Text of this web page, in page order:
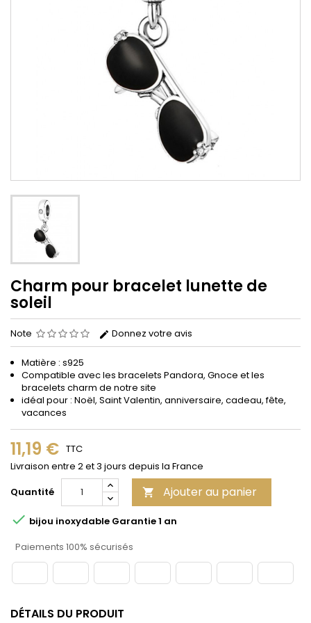
Charm pour bracelet lunette de
soleil
Note Donnez votre avis
Matière : s925
Compatible avec les bracelets Pandora, Gnoce et les
bracelets charm de notre site
idéal pour : Noël, Saint Valentin, anniversaire, cadeau, fête,
vacances
11,19 € TTC
Livraison entre 2 et 3 jours depuis la France
Quantité
 Ajouter au panier
 bijou inoxydable Garantie 1 an
Paiements 100% sécurisés
DÉTAILS DU PRODUIT